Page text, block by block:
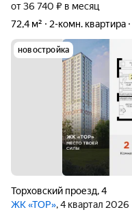
от 36 740 ₽ в месяц
72,4 м²
2-комн. квартира
новостройка
Торховский проезд,4
ЖК «ТОР», 4 квартал 2026